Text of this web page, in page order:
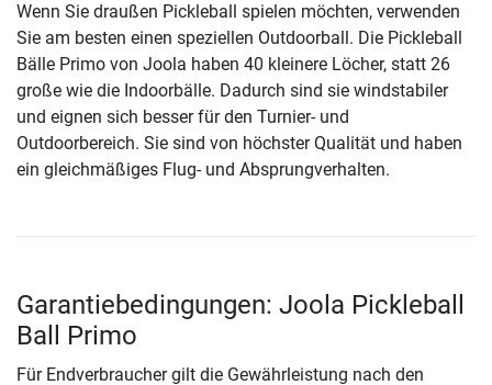
Wenn Sie draußen Pickleball spielen möchten, verwenden
Sie am besten einen speziellen Outdoorball. Die Pickleball
Bälle Primo von Joola haben 40 kleinere Löcher, statt 26
große wie die Indoorbälle. Dadurch sind sie windstabiler
und eignen sich besser für den Turnier- und
Outdoorbereich. Sie sind von höchster Qualität und haben
ein gleichmäßiges Flug- und Absprungverhalten.
Garantiebedingungen: Joola Pickleball
Ball Primo
Für Endverbraucher gilt die Gewährleistung nach den